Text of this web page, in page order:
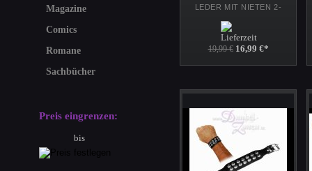
LEDER MIT NIETEN 2-
Lederarmband
19,99 € 16,99 €*
Magazine
Comics
Romane
Sachbücher
Preis eingrenzen:
bis